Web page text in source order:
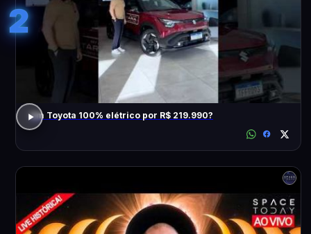
2
Um Toyota 100% elétrico por R$ 219.990?